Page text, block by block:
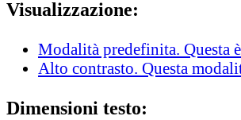
Visualizzazione:
Modalità predefinita. Questa
Alto contrasto. Questa
Dimensioni testo: